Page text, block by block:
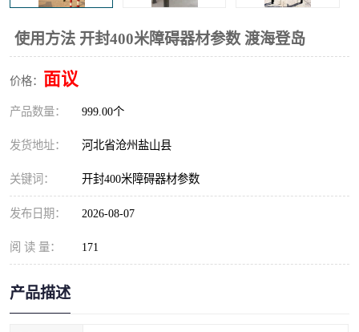
使用方法 开封400米障碍器材参数 渡海登岛
价格： 面议
产品数量： 999.00个
发货地址： 河北省沧州盐山县
关键词： 开封400米障碍器材参数
发布日期： 2026-08-07
阅 读 量： 171
产品描述